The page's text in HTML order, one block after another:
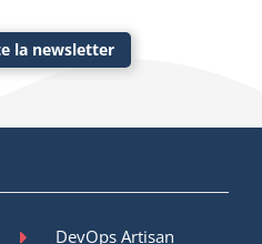
la newsletter
DevOps Artisan